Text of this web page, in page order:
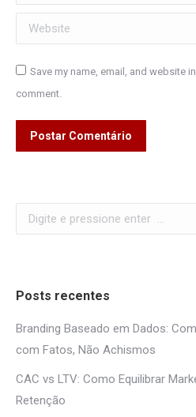
Website
Save my name, email, and website
comment.
Postar Comentário
Search:
Posts recentes
Branding Baseado em Dados:
com Fatos, Não Achismos
CAC vs LTV: Como Equilibrar
Retenção